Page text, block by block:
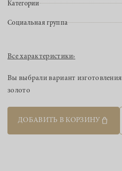
Категории
Социальная группа
Все характеристики›
Вы выбрали вариант изготовления
золото
ДОБАВИТЬ В КОРЗИНУ